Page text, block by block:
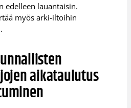
edelleen lauantaisin.
myös arki-iltoihin
aikataulutus